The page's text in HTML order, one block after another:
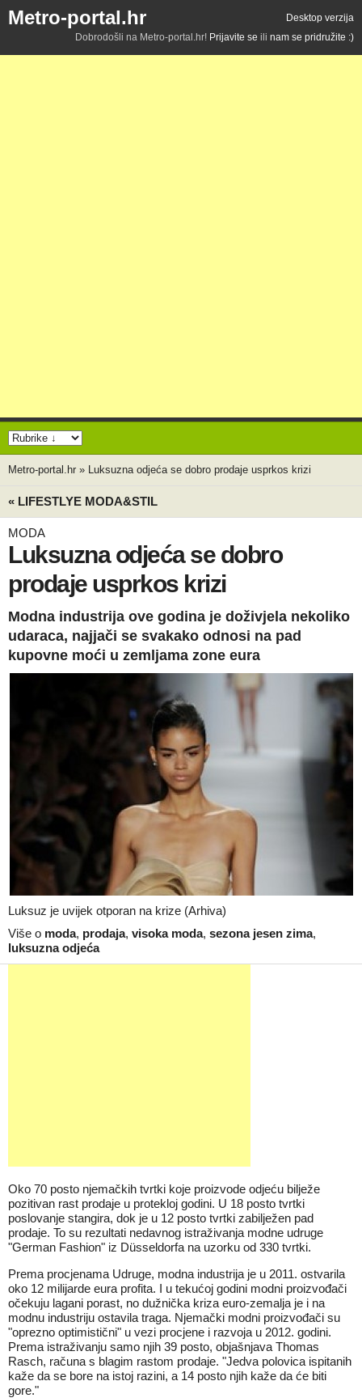
Metro-portal.hr
Desktop verzija
Dobrodošli na Metro-portal.hr! Prijavite se ili nam se pridružite :)
Metro-portal.hr » Luksuzna odjeća se dobro prodaje usprkos krizi
« LIFESTLYE MODA&STIL
MODA
Luksuzna odjeća se dobro
prodaje usprkos krizi
Modna industrija ove godina je doživjela nekoliko
udaraca, najjači se svakako odnosi na pad
kupovne moći u zemljama zone eura
Luksuz je uvijek otporan na krize (Arhiva)
Više o moda, prodaja, visoka moda, sezona jesen zima,
luksuzna odjeća
Oko 70 posto njemačkih tvrtki koje proizvode odjeću bilježe
pozitivan rast prodaje u protekloj godini. U 18 posto tvrtki
poslovanje stangira, dok je u 12 posto tvrtki zabilježen pad
prodaje. To su rezultati nedavnog istraživanja modne udruge
"German Fashion" iz Düsseldorfa na uzorku od 330 tvrtki.
Prema procjenama Udruge, modna industrija je u 2011. ostvarila
oko 12 milijarde eura profita. I u tekućoj godini modni proizvođači
očekuju lagani porast, no dužnička kriza euro-zemalja je i na
modnu industriju ostavila traga. Njemački modni proizvođači su
"oprezno optimistični" u vezi procjene i razvoja u 2012. godini.
Prema istraživanju samo njih 39 posto, objašnjava Thomas
Rasch, računa s blagim rastom prodaje. "Jedva polovica ispitanih
kaže da se bore na istoj razini, a 14 posto njih kaže da će biti
gore."